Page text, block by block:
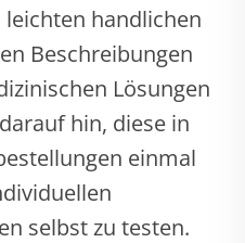
handlichen
Beschreibungen
Lösungen
hin, diese in
einmal
selbst zu testen.